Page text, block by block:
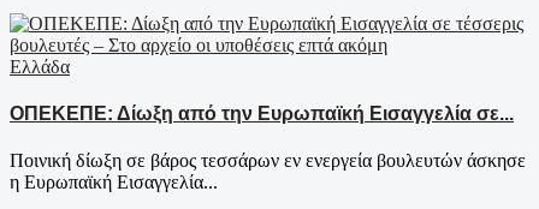
Ελλάδα
ΟΠΕΚΕΠΕ: Δίωξη από την Ευρωπαϊκή Εισαγγελία σε...
Ποινική δίωξη σε βάρος τεσσάρων εν ενεργεία βουλευτών άσκησε
η Ευρωπαϊκή Εισαγγελία...